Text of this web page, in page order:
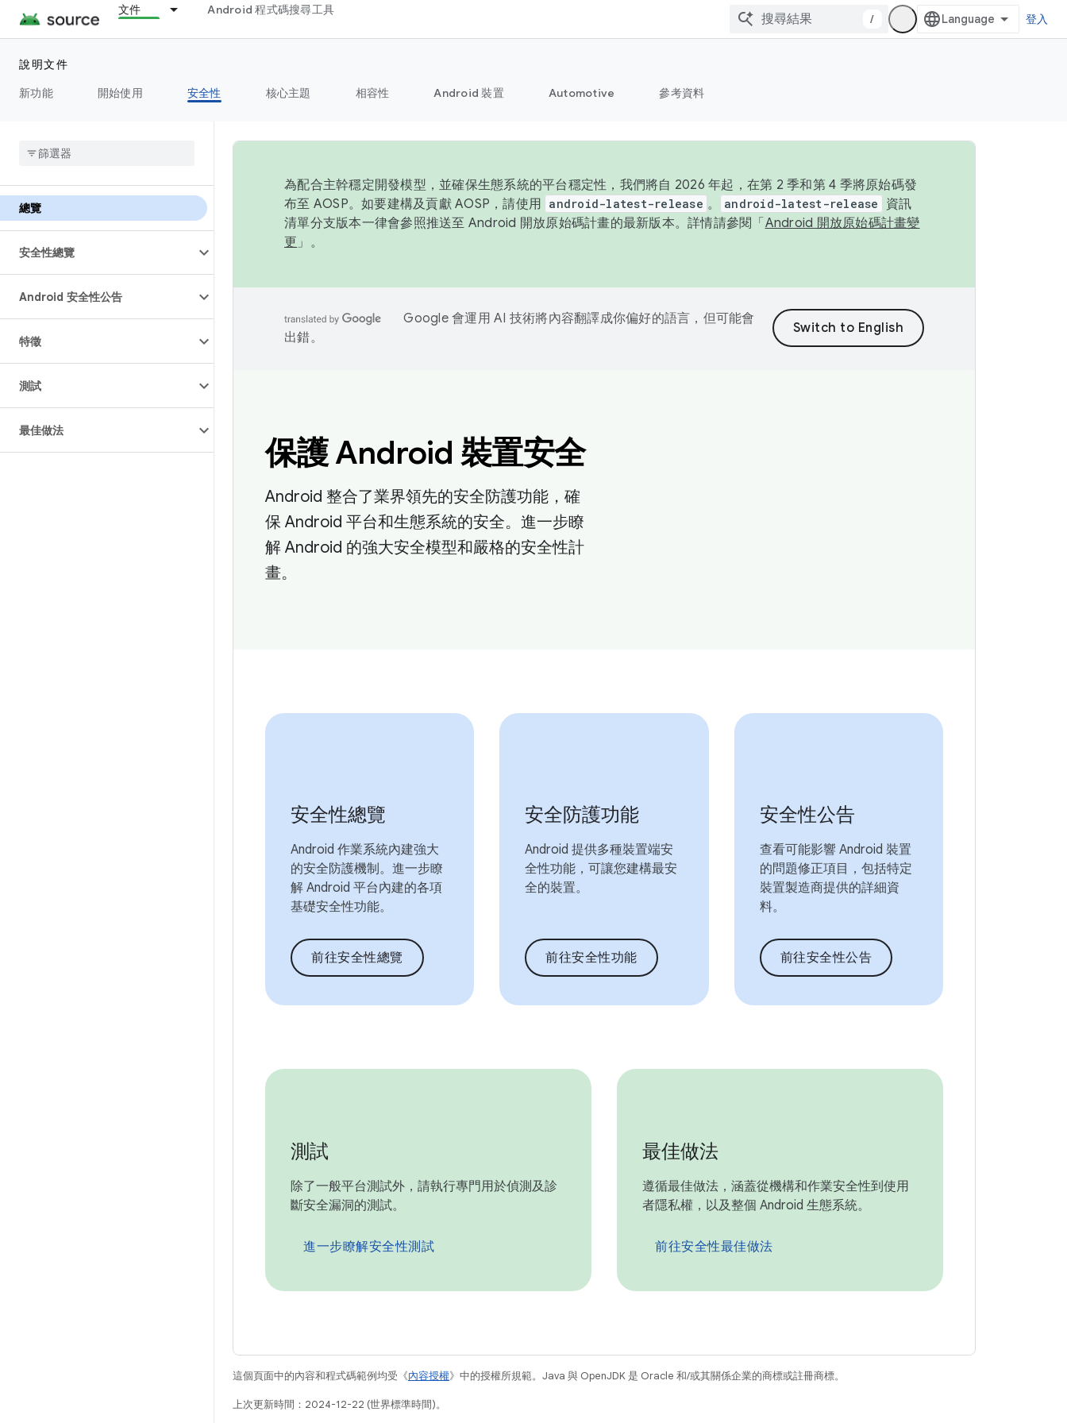
文件 Android 程式碼搜尋工具
/ 登入
說明文件
新功能
開始使用 安全性 核心主題 相容性 Android 裝置 Automotive 參考資料
總覽
安全性總覽
Android 安全性公告
特徵
測試
最佳做法
為配合主幹穩定開發模型，並確保生態系統的平台穩定性，我們將自 2026 年起，在第 2 季和第 4 季將原始碼發
布至 AOSP。如要建構及貢獻 AOSP，請使用 android-latest-release 。 android-latest-release
資訊
清單分支版本一律會參照推送至 Android 開放原始碼計畫的最新版本。詳情請參閱「 Android 開放原始碼計畫變
更 」。
Google 會運用 AI 技術將內容翻譯成你偏好的語言，但可能會
出錯。
保護 Android 裝置安全
Android 整合了業界領先的安全防護功能，確
保 Android 平台和生態系統的安全。進一步瞭
解 Android 的強大安全模型和嚴格的安全性計
畫。
安全性總覽
Android 作業系統內建強大
的安全防護機制。進一步瞭
解 Android 平台內建的各項
基礎安全性功能。
前往安全性總覽
安全防護功能
Android 提供多種裝置端安
全性功能，可讓您建構最安
全的裝置。
前往安全性功能
安全性公告
查看可能影響 Android 裝置
的問題修正項目，包括特定
裝置製造商提供的詳細資
料。
前往安全性公告
測試
除了一般平台測試外，請執行專門用於偵測及診
斷安全漏洞的測試。
進一步瞭解安全性測試
最佳做法
遵循最佳做法，涵蓋從機構和作業安全性到使用
者隱私權，以及整個 Android 生態系統。
前往安全性最佳做法
這個頁面中的內容和程式碼範例均受《內容授權》中的授權所規範。Java 與 OpenJDK 是 Oracle 和/或其關係企業的商標或註冊商標。
上次更新時間：2024-12-22 (世界標準時間)。